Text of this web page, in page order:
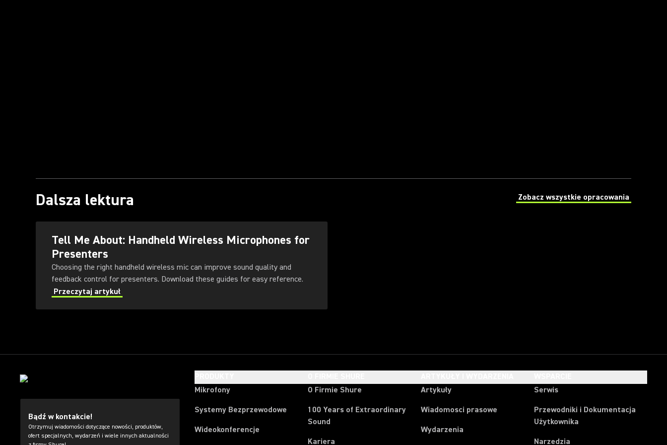
Dalsza lektura Zobacz wszystkie opracowania
(Opens in a new tab)
Tell Me About: Handheld Wireless Microphones for
Presenters
Choosing the right handheld wireless mic can improve sound quality and
feedback control for presenters. Download these guides for easy reference.
Przeczytaj artykuł
Bądź w kontakcie!
Otrzymuj wiadomości dotyczące nowości, produktów,
ofert specjalnych, wydarzeń i wiele innych aktualności
Mikrofony
Systemy Bezprzewodowe
Wideokonferencje
O Firmie Shure
100 Years of Extraordinary
Sound
Kariera
Artykuły
Wiadomosci prasowe
Wydarzenia
Serwis
Przewodniki i Dokumentacja
Użytkownika
Narzedzia